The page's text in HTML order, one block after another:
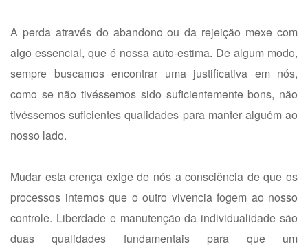
A perda através do abandono ou da rejeição mexe com
algo essencial, que é nossa auto-estima. De algum modo,
sempre buscamos encontrar uma justificativa em nós,
como se não tivéssemos sido suficientemente bons, não
tivéssemos suficientes qualidades para manter alguém ao
nosso lado.
Mudar esta crença exige de nós a consciência de que os
processos internos que o outro vivencia fogem ao nosso
controle. Liberdade e manutenção da individualidade são
duas qualidades fundamentais para que um